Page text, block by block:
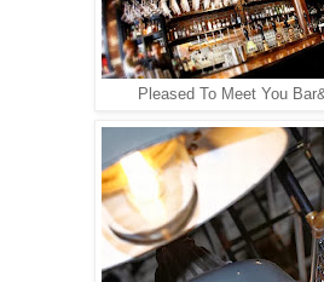
Pleased To Meet You